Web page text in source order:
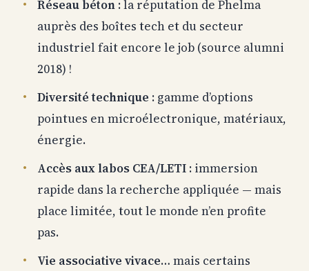
Réseau béton : la réputation de Phelma
auprès des boîtes tech et du secteur
industriel fait encore le job (source alumni
2018) !
Diversité technique : gamme d’options
pointues en microélectronique, matériaux,
énergie.
Accès aux labos CEA/LETI : immersion
rapide dans la recherche appliquée — mais
place limitée, tout le monde n’en profite
pas.
Vie associative vivace… mais certains